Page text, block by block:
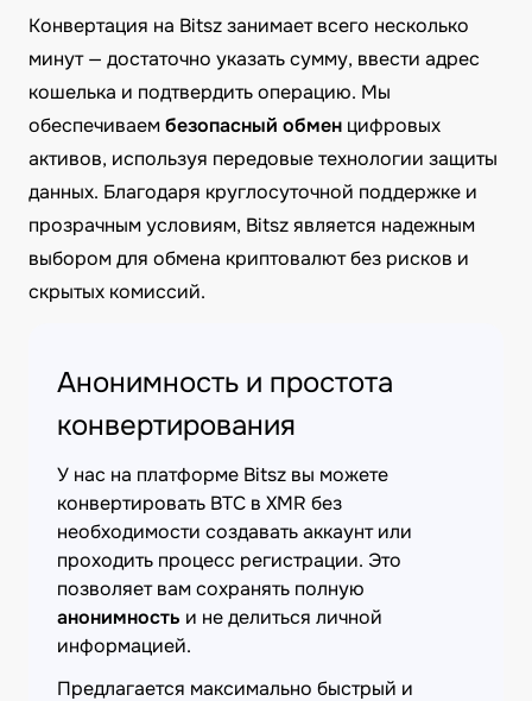
Конвертация на Bitsz занимает всего несколько
минут — достаточно указать сумму, ввести адрес
кошелька и подтвердить операцию. Мы
обеспечиваембезопасный обмен цифровых
активов, используя передовые технологии защиты
данных. Благодаря круглосуточной поддержке и
прозрачным условиям, Bitsz является надежным
выбором для обмена криптовалют без рисков и
скрытых комиссий.
Анонимность и простота
конвертирования
У нас на платформе Bitsz вы можете
конвертировать BTC в XMR без
необходимости создавать аккаунт или
проходить процесс регистрации. Это
позволяет вам сохранять полную
анонимность и не делиться личной
информацией.
Предлагается максимально быстрый и